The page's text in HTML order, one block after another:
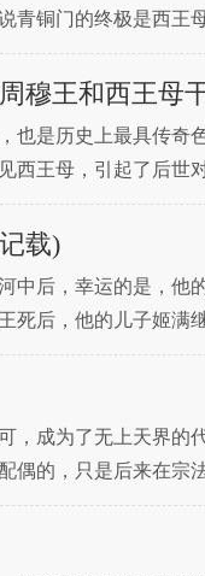
青铜门的终极是西王
找陨铜的下落，张家
穆王和西王母
是历史上最具传奇
西王母，引起了后世
，周穆王人到中年，
载)
中后，幸运的是，他
死后，他的儿子姬满
西王母。这么梦幻的
，成为了无上天界的
偶的，只是后来在宗
配偶，也应该是大地